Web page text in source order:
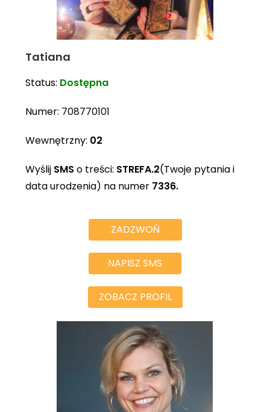
Tatiana
Status: Dostępna
Numer: 708770101
Wewnętrzny: 02
Wyślij SMS o treści: STREFA.2(Twoje pytania i
data urodzenia) na numer 7336.
ZADZWOŃ
NAPISZ SMS
ZOBACZ PROFIL